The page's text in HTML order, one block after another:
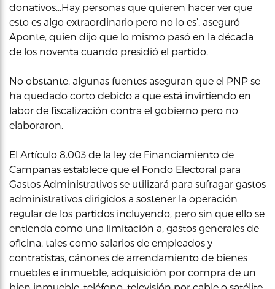
donativos…Hay personas que quieren hacer ver que
esto es algo extraordinario pero no lo es’, aseguró
Aponte, quien dijo que lo mismo pasó en la década
de los noventa cuando presidió el partido.
No obstante, algunas fuentes aseguran que el PNP se
ha quedado corto debido a que está invirtiendo en
labor de fiscalización contra el gobierno pero no
elaboraron.
El Artículo 8.003 de la ley de Financiamiento de
Campanas establece que el Fondo Electoral para
Gastos Administrativos se utilizará para sufragar gastos
administrativos dirigidos a sostener la operación
regular de los partidos incluyendo, pero sin que ello se
entienda como una limitación a, gastos generales de
oficina, tales como salarios de empleados y
contratistas, cánones de arrendamiento de bienes
muebles e inmueble, adquisición por compra de un